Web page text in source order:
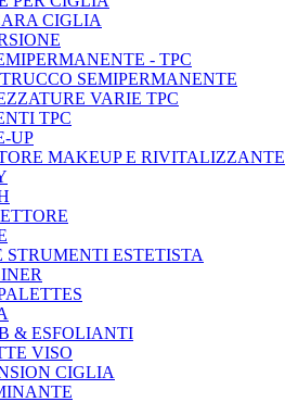
CIGLIA
- TPC
SEMIPERMANENTE
VARIE TPC
TPC
UP
MAKEUP E RIVITALIZZANTE
STRUMENTI ESTETISTA
& ESFOLIANTI
VISO
CIGLIA